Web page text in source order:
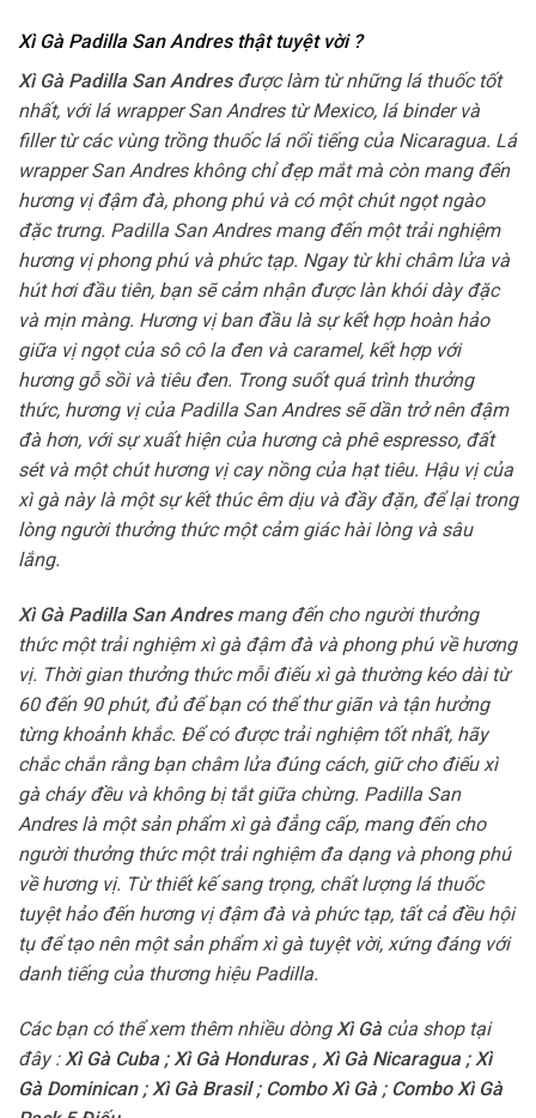
Xì Gà Padilla San Andres thật tuyệt vời ?
Xì Gà Padilla San Andres được làm từ những lá thuốc tốt
nhất, với lá wrapper San Andres từ Mexico, lá binder và
filler từ các vùng trồng thuốc lá nổi tiếng của Nicaragua. Lá
wrapper San Andres không chỉ đẹp mắt mà còn mang đến
hương vị đậm đà, phong phú và có một chút ngọt ngào
đặc trưng. Padilla San Andres mang đến một trải nghiệm
hương vị phong phú và phức tạp. Ngay từ khi châm lửa và
hút hơi đầu tiên, bạn sẽ cảm nhận được làn khói dày đặc
và mịn màng. Hương vị ban đầu là sự kết hợp hoàn hảo
giữa vị ngọt của sô cô la đen và caramel, kết hợp với
hương gỗ sồi và tiêu đen. Trong suốt quá trình thưởng
thức, hương vị của Padilla San Andres sẽ dần trở nên đậm
đà hơn, với sự xuất hiện của hương cà phê espresso, đất
sét và một chút hương vị cay nồng của hạt tiêu. Hậu vị của
xì gà này là một sự kết thúc êm dịu và đầy đặn, để lại trong
lòng người thưởng thức một cảm giác hài lòng và sâu
lắng.
Xì Gà Padilla San Andres mang đến cho người thưởng
thức một trải nghiệm xì gà đậm đà và phong phú về hương
vị. Thời gian thưởng thức mỗi điếu xì gà thường kéo dài từ
60 đến 90 phút, đủ để bạn có thể thư giãn và tận hưởng
từng khoảnh khắc. Để có được trải nghiệm tốt nhất, hãy
chắc chắn rằng bạn châm lửa đúng cách, giữ cho điếu xì
gà cháy đều và không bị tắt giữa chừng. Padilla San
Andres là một sản phẩm xì gà đẳng cấp, mang đến cho
người thưởng thức một trải nghiệm đa dạng và phong phú
về hương vị. Từ thiết kế sang trọng, chất lượng lá thuốc
tuyệt hảo đến hương vị đậm đà và phức tạp, tất cả đều hội
tụ để tạo nên một sản phẩm xì gà tuyệt vời, xứng đáng với
danh tiếng của thương hiệu Padilla.
Các bạn có thể xem thêm nhiều dòng Xì Gàcủa shop tại
đây : Xì Gà Cuba; Xì Gà Honduras, Xì Gà Nicaragua; Xì
Gà Dominican; Xì Gà Brasil; Combo Xì Gà; Combo Xì Gà